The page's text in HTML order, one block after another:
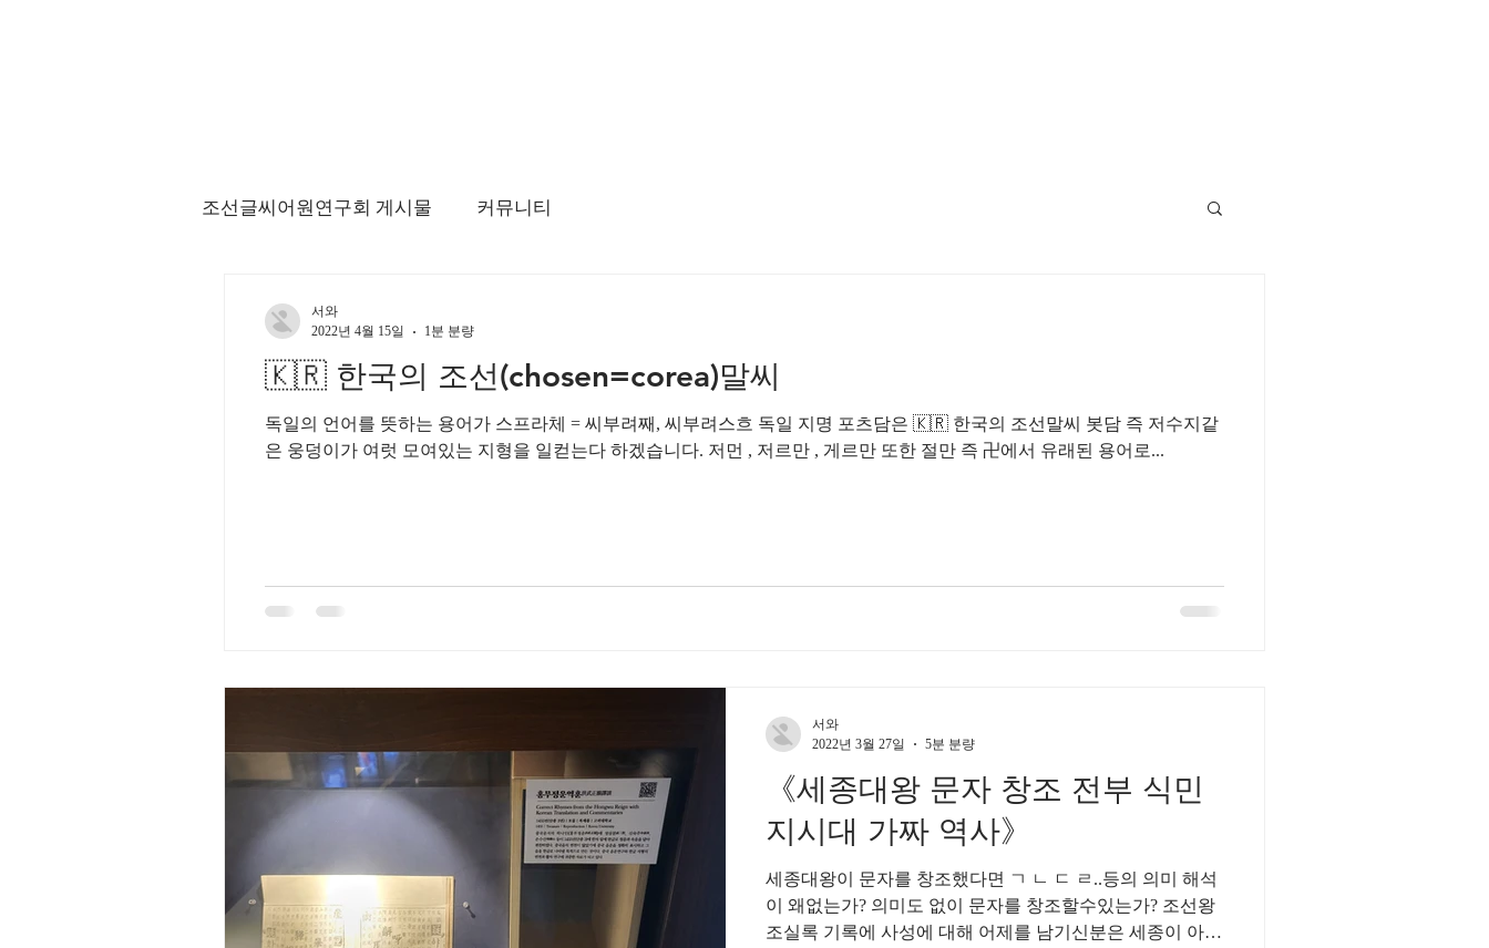
조선글씨어원연구회 게시물 커뮤니티
🇰🇷 한국의 조선(chosen=corea)말씨
독일의 언어를 뜻하는 용어가 스프라체 = 씨부려째, 씨부려스흐 독일 지명 포츠담은 🇰🇷 한국의 조선말씨 봇담 즉 저수지같
은 웅덩이가 여럿 모여있는 지형을 일컫는다 하겠습니다. 저먼 , 저르만 , 게르만 또한 절만 즉 卍에서 유래된 용어로...
서와
2022년 4월 15일
1분 분량
《세종대왕 문자 창조 전부 식민
지시대 가짜 역사》
세종대왕이 문자를 창조했다면 ㄱ ㄴ ㄷ ㄹ..등의 의미 해석
이 왜없는가? 의미도 없이 문자를 창조할수있는가? 조선왕
조실록 기록에 사성에 대해 어제를 남기신분은 세종이 아닌
서와
2022년 3월 27일
5분 분량